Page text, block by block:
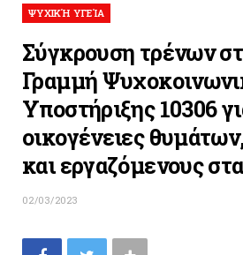
ΨΥΧΙΚΉ ΥΓΕΊΑ
Σύγκρουση τρένων
Γραμμή
Υποστήριξης 10306
οικογένειες
και εργαζόμενους
02/03/2023